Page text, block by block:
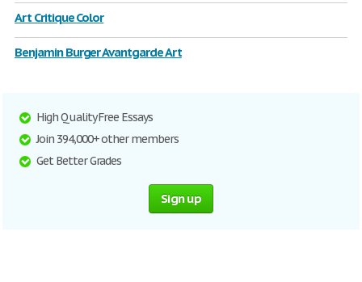
Art Critique Color
Benjamin Burger Avantgarde Art
High Quality Free Essays
Join 394,000+ other members
Get Better Grades
Sign up